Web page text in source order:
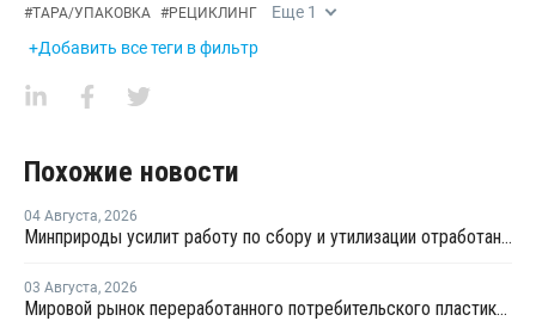
#ТАРА/УПАКОВКА #РЕЦИКЛИНГ Еще 1
+Добавить все теги в фильтр
Похожие новости
04 Августа, 2026
Минприроды усилит работу по сбору и утилизации отработанных шин
03 Августа, 2026
Мировой рынок переработанного потребительского пластика к 2033 году вырастет в два раза